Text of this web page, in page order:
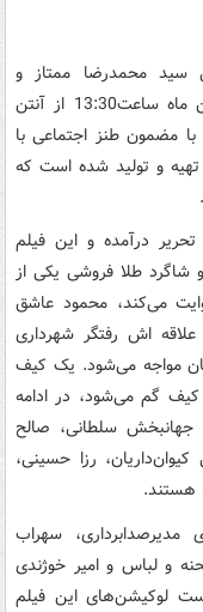
سید محمدرضا ممتاز و
تهیه‌کنندگی حسین خواجویی روز اول فروردین ماه ساعت13:30 از آنتن
مضمون طنز اجتماعی با
و تولید شده است که
درآمده و این فیلم
شاگرد طلا فروشی یکی از
می‌کند، محمود عاشق
اش رفتگر شهرداری
مواجه می‌شود. یک کیف
گم می‌شود، در ادامه
جهانبخش سلطانی، صالح
رزا حسینی،
هستند.
مدیرصدابرداری، سهراب
و لباس و امیر خوژندی
لوکیشن‌های این فیلم